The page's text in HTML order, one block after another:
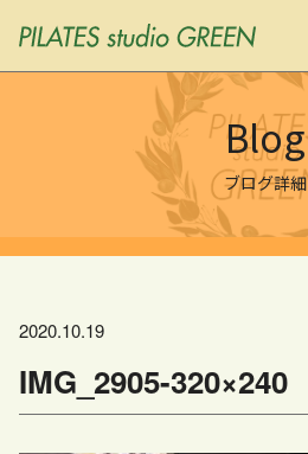
Blog
ブログ詳細
2020.10.19
IMG_2905-320×240